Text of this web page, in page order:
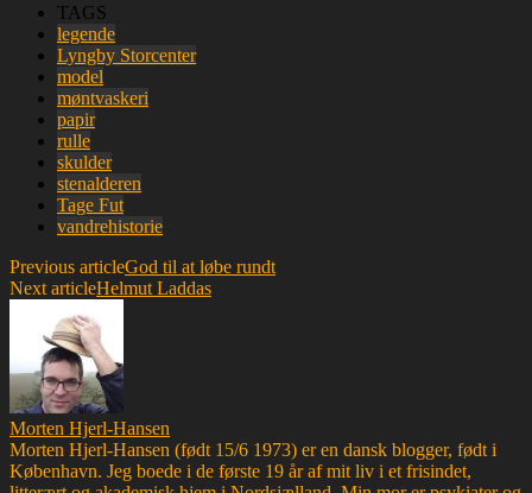
TAGS
legende
Lyngby Storcenter
model
møntvaskeri
papir
rulle
skulder
stenalderen
Tage Fut
vandrehistorie
Previous articleGod til at løbe rundt
Next articleHelmut Laddas
Morten Hjerl-Hansen
Morten Hjerl-Hansen (født 15/6 1973) er en dansk blogger, født i
København. Jeg boede i de første 19 år af mit liv i et frisindet,